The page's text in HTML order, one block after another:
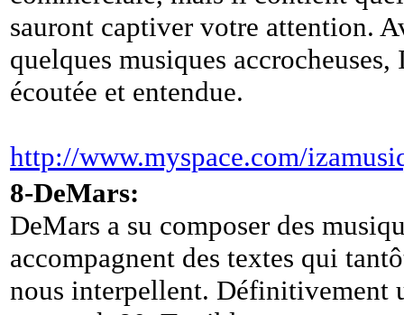
sauront captiver votre attention.
quelques musiques
écoutée et entendue.
http://www.myspace.com/
8-DeMars:
DeMars a su composer des
accompagnent des textes qui
nous interpellent. Définitivement